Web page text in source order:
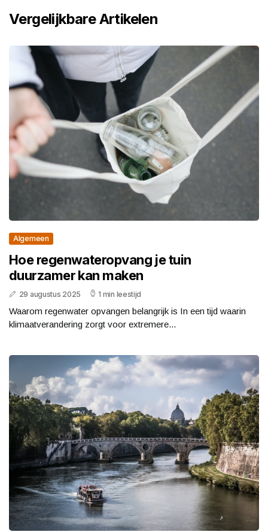
Vergelijkbare Artikelen
Algemeen
Hoe regenwateropvang je tuin
duurzamer kan maken
29 augustus 2025 1 min leestijd
Waarom regenwater opvangen belangrijk is In een tijd waarin
klimaatverandering zorgt voor extremere...